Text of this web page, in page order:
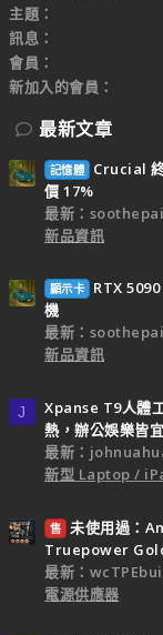
主題
訊息
會員
新加入的會員
最新文章
記憶體
Crucial
價 17%
最新：
新品資訊
顯示卡
RTX
機
最新：
新品資訊
J
Xpanse T9人體
熱，辦公娛樂皆宜
最新：
新型 Laptop /
售 未使用過：
Truepower
最新：
電源供應器